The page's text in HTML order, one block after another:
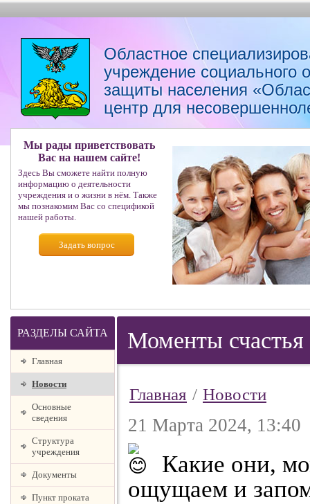
Областное
учреждение социального
защиты населения
центр для
Мы рады приветствовать
Вас на нашем сайте!
Здесь Вы сможете найти полную
информацию о деятельности
учреждения и о жизни в нём. Также
мы познакомим Вас со спецификой
нашей работы.
Задать вопрос
РАЗДЕЛЫ САЙТА
Главная
Новости
Основные
сведения
Структура
учреждения
Документы
Пункт проката
Моменты счастья
Главная / Новости
21 Марта 2024, 13:40
Какие они,
ощущаем и